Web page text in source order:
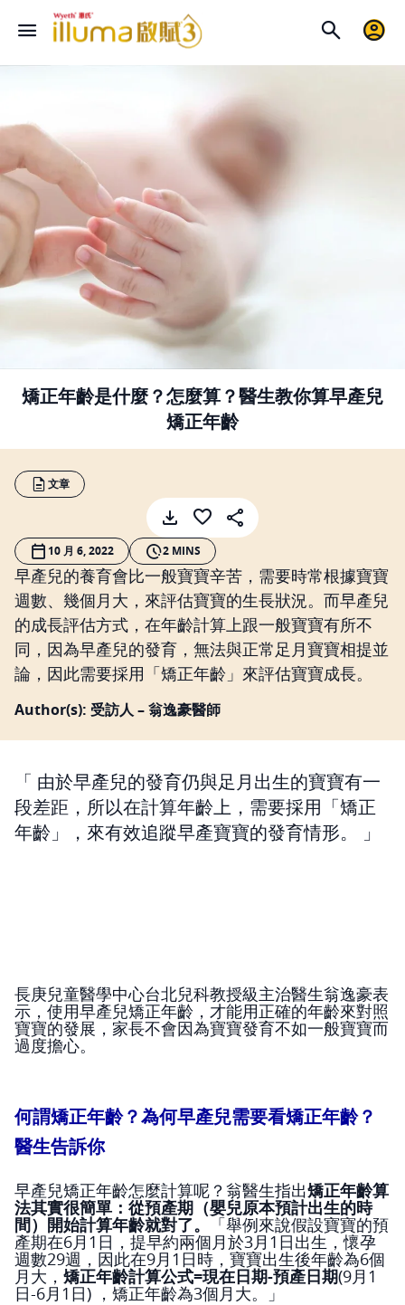
矯正年齡是什麼？怎麼算？醫生教你算早產兒
矯正年齡
文章
10 月 6, 2022 2 MINS
早產兒的養育會比一般寶寶辛苦，需要時常根據寶寶
週數、幾個月大，來評估寶寶的生長狀況。而早產兒
的成長評估方式，在年齡計算上跟一般寶寶有所不
同，因為早產兒的發育，無法與正常足月寶寶相提並
論，因此需要採用「矯正年齡」來評估寶寶成長。
Author(s): 受訪人 – 翁逸豪醫師
由於早產兒的發育仍與足月出生的寶寶有一
段差距，所以在計算年齡上，需要採用「矯正
年齡」，來有效追蹤早產寶寶的發育情形。
長庚兒童醫學中心台北兒科教授級主治醫生翁逸豪表
示，使用早產兒矯正年齡，才能用正確的年齡來對照
寶寶的發展，家長不會因為寶寶發育不如一般寶寶而
過度擔心。
何謂矯正年齡？為何早產兒需要看矯正年齡？
醫生告訴你
早產兒矯正年齡怎麼計算呢？翁醫生指出矯正年齡算
法其實很簡單：從預產期（嬰兒原本預計出生的時
間）開始計算年齡就對了。 「舉例來說假設寶寶的預
產期在6月1日，提早約兩個月於3月1日出生，懷孕
週數29週，因此在9月1日時，寶寶出生後年齡為6個
月大， 矯正年齡計算公式=現在日期-預產日期(9月1
日-6月1日) ，矯正年齡為3個月大。」